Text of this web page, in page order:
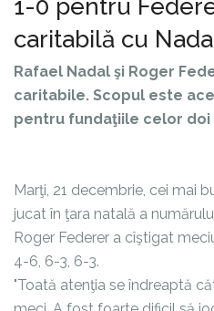
1-0 pentru
caritabilă cu
Rafael Nadal şi Roger
caritabile. Scopul este
pentru fundaţiile celor doi
Marţi, 21 decembrie, cei mai
jucat în ţara natală a
Roger Federer a cîştigat
4-6, 6-3, 6-3.
"Toată atenţia se îndreaptă